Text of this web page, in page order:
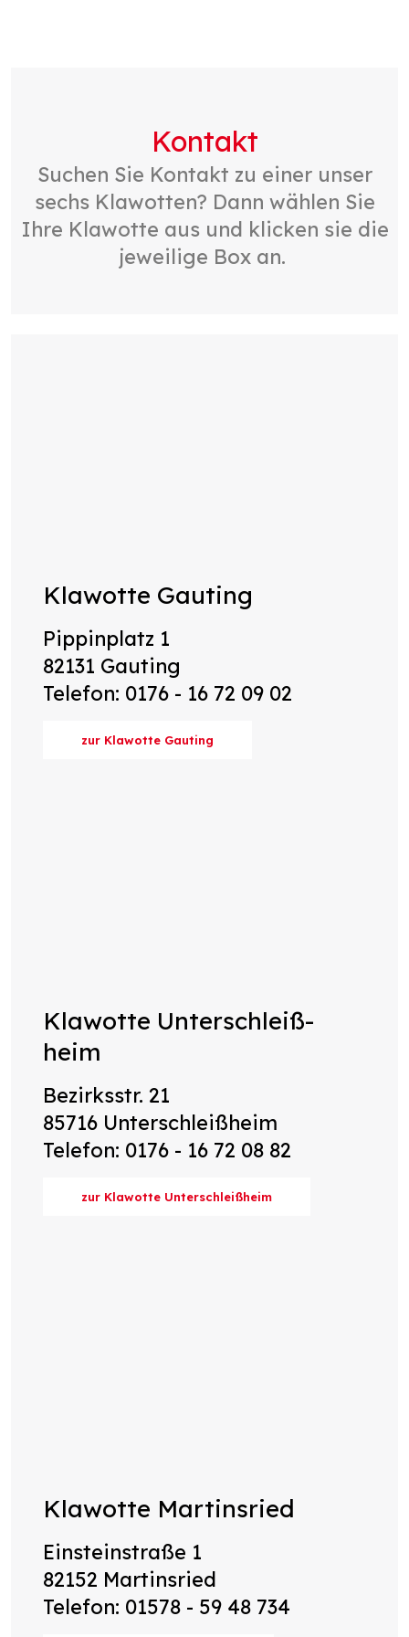
Kontakt
Suchen Sie Kontakt zu einer unser
sechs Klawotten? Dann wählen Sie
Ihre Klawotte aus und klicken sie die
jeweilige Box an.
Klawotte Unterschleiß-
heim
Bezirksstr. 21
85716 Unterschleißheim
Telefon: 0176 - 16 72 08 82
zur Klawotte Unterschleißheim
Klawotte Martinsried
Einsteinstraße 1
82152 Martinsried
Telefon: 01578 - 59 48 734
Klawotte Gauting
Pippinplatz 1
82131 Gauting
Telefon: 0176 - 16 72 09 02
zur Klawotte Gauting